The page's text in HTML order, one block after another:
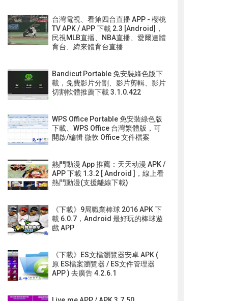
台灣電視、看第四台直播 APP - 櫻桃
TV APK / APP 下載 2.3 [Android]，
民視MLB直播、NBA直播、愛爾達體
育台、緯來體育台直播
Bandicut Portable 免安裝綠色版下
載，免費影片分割、影片剪輯、影片
切割軟體推薦下載 3.1.0.422
WPS Office Portable 免安裝綠色版
下載、WPS Office 台灣繁體版，可
開啟/編輯 微軟 Office 文件檔案
熱門動漫 App 推薦：天天动漫 APK /
APP 下載 1.3.2 [ Android ]，線上看
熱門動漫(支援離線下載)
《下載》9局職業棒球 2016 APK 下
載 6.0.7，Android 最好玩的棒球遊
戲 APP
《下載》ES文檔瀏覽器安卓 APK (
原 ES檔案瀏覽器 / ES文件管理器
APP ) 去廣告 4.2.6.1